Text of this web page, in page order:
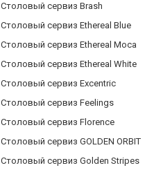
Столовый сервиз Brash
Столовый сервиз Ethereal Blue
Столовый сервиз Ethereal Moca
Столовый сервиз Ethereal White
Столовый сервиз Excentric
Столовый сервиз Feelings
Столовый сервиз Florence
Столовый сервиз GOLDEN ORBIT
Столовый сервиз Golden Stripes